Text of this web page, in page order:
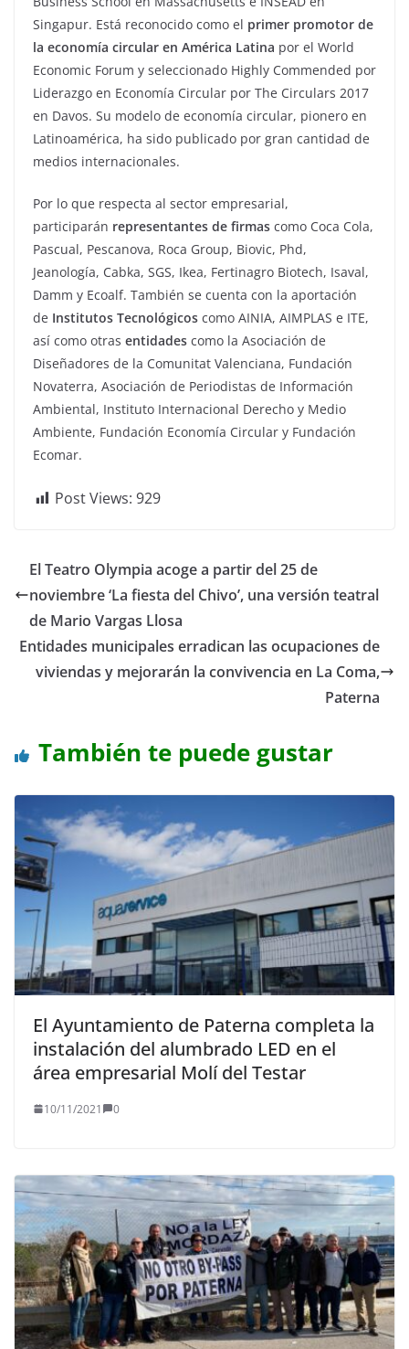
Singapur. Está reconocido como el primer promotor de
la economía circular en América Latina por el World
Economic Forum y seleccionado Highly Commended por
Liderazgo en Economía Circular por The Circulars 2017
en Davos. Su modelo de economía circular, pionero en
Latinoamérica, ha sido publicado por gran cantidad de
medios internacionales.
Por lo que respecta al sector empresarial,
participarán representantes de firmas como Coca Cola,
Pascual, Pescanova, Roca Group, Biovic, Phd,
Jeanología, Cabka, SGS, Ikea, Fertinagro Biotech, Isaval,
Damm y Ecoalf. También se cuenta con la aportación
de Institutos Tecnológicos como AINIA, AIMPLAS e ITE,
así como otras entidades como la Asociación de
Diseñadores de la Comunitat Valenciana, Fundación
Novaterra, Asociación de Periodistas de Información
Ambiental, Instituto Internacional Derecho y Medio
Ambiente, Fundación Economía Circular y Fundación
Ecomar.
Post Views: 929
El Teatro Olympia acoge a partir del 25 de
noviembre ‘La fiesta del Chivo’, una versión teatral
de Mario Vargas Llosa
Entidades municipales erradican las ocupaciones de
viviendas y mejorarán la convivencia en La Coma,
Paterna
También te puede gustar
El Ayuntamiento de Paterna completa la
instalación del alumbrado LED en el
área empresarial Molí del Testar
10/11/2021 0